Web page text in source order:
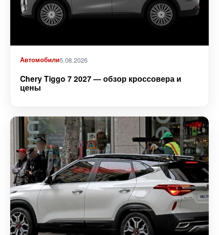
Автомобили5.08.2026
Chery Tiggo 7 2027 — обзор кроссовера и
цены